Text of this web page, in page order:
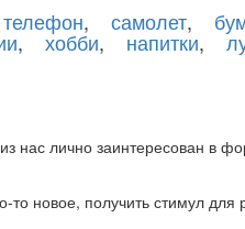
телефон, самолет,
, хобби, напитки,
нас лично заинтересован в
новое, получить стимул для